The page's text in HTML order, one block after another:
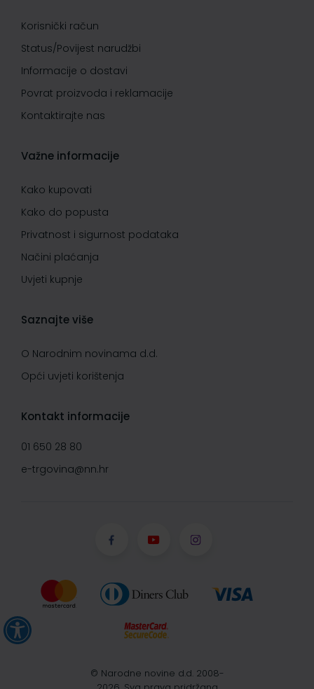
Korisnički račun
Status/Povijest narudžbi
Informacije o dostavi
Povrat proizvoda i reklamacije
Kontaktirajte nas
Važne informacije
Kako kupovati
Kako do popusta
Privatnost i sigurnost podataka
Načini plaćanja
Uvjeti kupnje
Saznajte više
O Narodnim novinama d.d.
Opći uvjeti korištenja
Kontakt informacije
01 650 28 80
e-trgovina@nn.hr
© Narodne novine d.d. 2008-